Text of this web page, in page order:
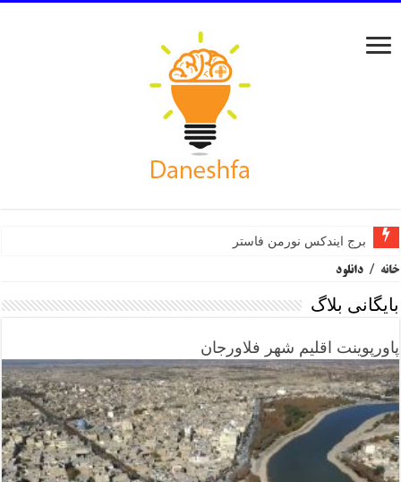
برج ایندکس نورمن فاستر
خانه / دانلود
بایگانی بلاگ
پاورپوینت اقلیم شهر فلاورجان